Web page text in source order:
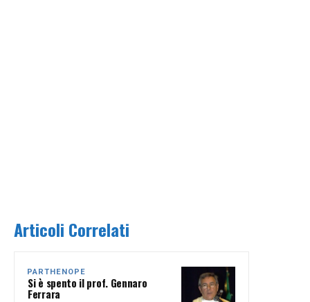
Articoli Correlati
PARTHENOPE
Si è spento il prof. Gennaro
Ferrara